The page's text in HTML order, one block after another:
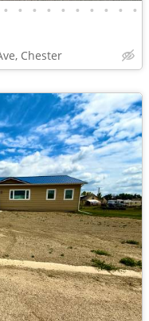
• • • • • • • • • •
Chester